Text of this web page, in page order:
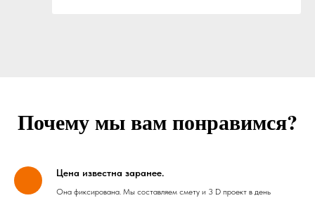
Почему мы вам понравимся?
Цена известна заранее.
Она фиксирована. Мы составляем смету и 3 D проект в день